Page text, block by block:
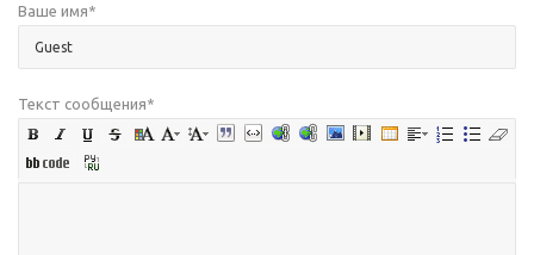
Ваше имя*
Текст сообщения*